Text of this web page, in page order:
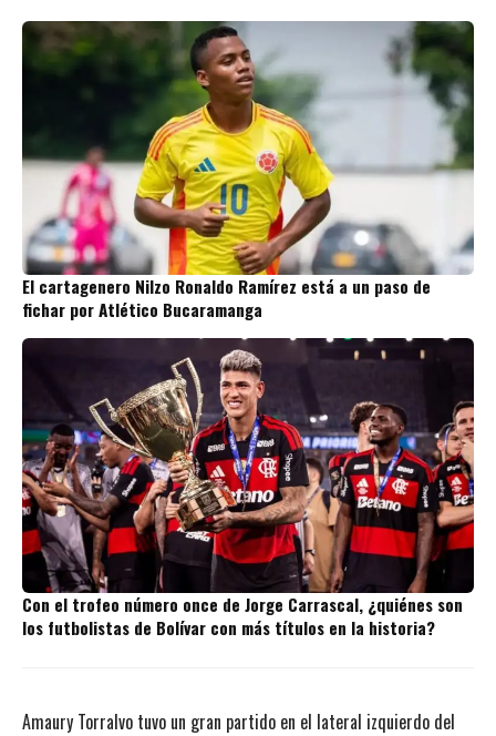
El cartagenero Nilzo Ronaldo Ramírez está a un paso de
fichar por Atlético Bucaramanga
Con el trofeo número once de Jorge Carrascal, ¿quiénes son
los futbolistas de Bolívar con más títulos en la historia?
Amaury Torralvo tuvo un gran partido en el lateral izquierdo del